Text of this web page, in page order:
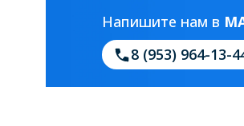
Напишите нам в
8 (953) 964-13-